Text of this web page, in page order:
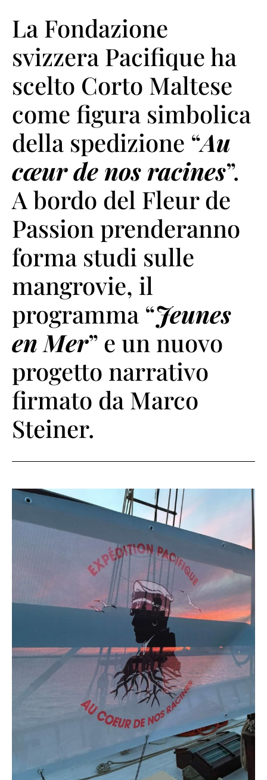
La Fondazione
svizzera Pacifique ha
scelto Corto Maltese
come figura simbolica
della spedizione “Au
cœur de nos racines”.
A bordo del Fleur de
Passion prenderanno
forma studi sulle
mangrovie, il
programma “Jeunes
en Mer” e un nuovo
progetto narrativo
firmato da Marco
Steiner.